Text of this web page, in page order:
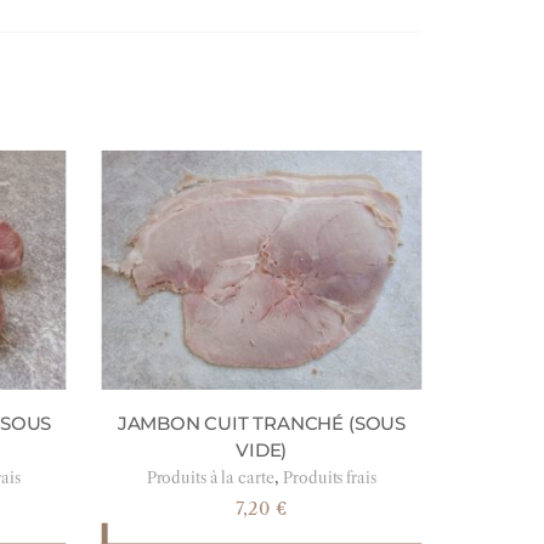
JAMBON CUIT TRANCHÉ (SOUS
VIDE)
Produits à la carte, Produits frais
7,20 €